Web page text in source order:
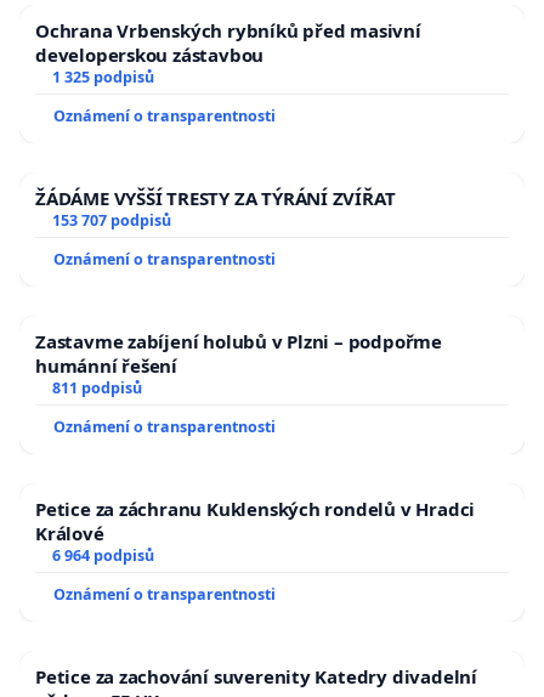
Ochrana Vrbenských rybníků před masivní
developerskou zástavbou
1 325 podpisů
Oznámení o transparentnosti
ŽÁDÁME VYŠŠÍ TRESTY ZA TÝRÁNÍ ZVÍŘAT
153 707 podpisů
Oznámení o transparentnosti
Zastavme zabíjení holubů v Plzni – podpořme
humánní řešení
811 podpisů
Oznámení o transparentnosti
Petice za záchranu Kuklenských rondelů v Hradci
Králové
6 964 podpisů
Oznámení o transparentnosti
Petice za zachování suverenity Katedry divadelní